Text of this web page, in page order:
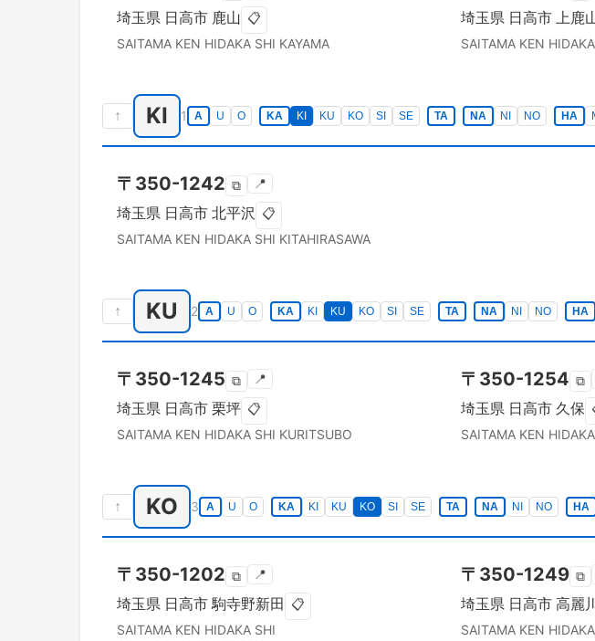
埼玉県 日高市 鹿山 📋
SAITAMA KEN HIDAKA SHI KAYAMA
埼玉県 日高市 上鹿
SAITAMA KEN
↑ KI 1 A U O KA KI KU KO SI SE TA NA NI NO HA
〒 350-1242 ⧉ 📍
埼玉県 日高市 北平沢 📋
SAITAMA KEN HIDAKA SHI KITAHIRASAWA
↑ KU 2 A U O KA KI KU KO SI SE TA NA NI NO HA
〒 350-1245 ⧉ 📍
埼玉県 日高市 栗坪 📋
SAITAMA KEN HIDAKA SHI KURITSUBO
〒 350-1254 ⧉
埼玉県 日高市 久保
SAITAMA KEN
↑ KO 3 A U O KA KI KU KO SI SE TA NA NI NO HA
〒 350-1202 ⧉ 📍
埼玉県 日高市 駒寺野新田 📋
SAITAMA KEN HIDAKA SHI
〒 350-1249 ⧉
埼玉県 日高市 高麗川
SAITAMA KEN